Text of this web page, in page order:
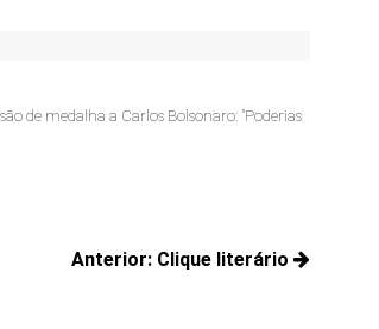
de medalha a Carlos Bolsonaro: "Poderias
Anterior: Clique literário